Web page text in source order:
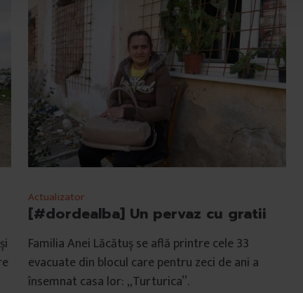
Actualizator
[#dordealba] Un pervaz cu gratii
Familia Anei Lăcătuș se află printre cele 33
evacuate din blocul care pentru zeci de ani a
însemnat casa lor: „Turturica”.